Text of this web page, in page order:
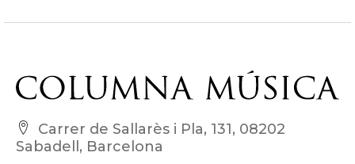
Carrer de Sallarès i Pla, 131, 08202
Sabadell, Barcelona